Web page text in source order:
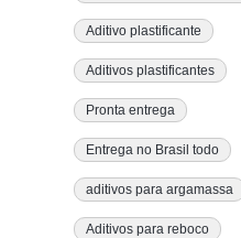
Aditivo plastificante
Aditivos plastificantes
Pronta entrega
Entrega no Brasil todo
aditivos para argamassa
Aditivos para reboco